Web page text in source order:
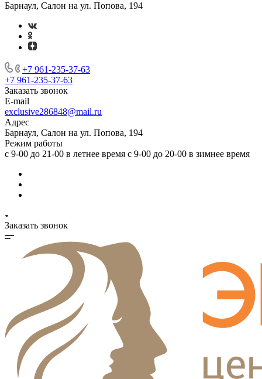
Барнаул, Салон на ул. Попова, 194
+7 961-235-37-63
+7 961-235-37-63
Заказать звонок
E-mail
exclusive286848@mail.ru
Адрес
Барнаул, Салон на ул. Попова, 194
Режим работы
с 9-00 до 21-00 в летнее время с 9-00 до 20-00 в зимнее время
Заказать звонок